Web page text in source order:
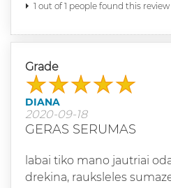
1 out of 1 people found this
Grade
DIANA
2020-09-18
GERAS SERUMAS
labai tiko mano jautriai
drekina, rauksleles